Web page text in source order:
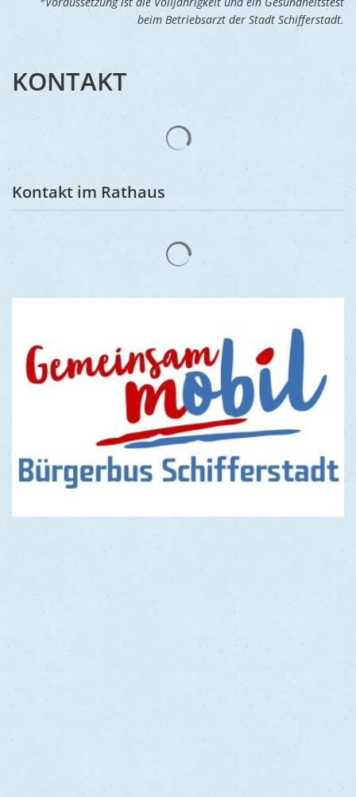
beim Betriebsarzt der Stadt Schifferstadt.
KONTAKT
Kontakt im Rathaus
Suchergebnisse werden